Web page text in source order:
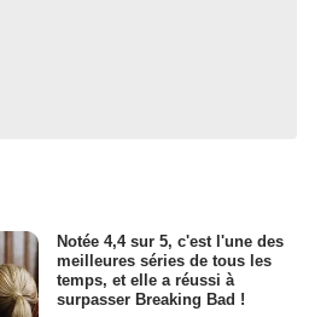
Notée 4,4 sur 5, c'est l'une des
meilleures séries de tous les
temps, et elle a réussi à
surpasser Breaking Bad !